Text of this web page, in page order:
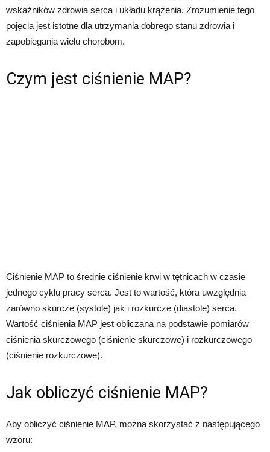
wskaźników zdrowia serca i układu krążenia. Zrozumienie tego
pojęcia jest istotne dla utrzymania dobrego stanu zdrowia i
zapobiegania wielu chorobom.
Czym jest ciśnienie MAP?
Ciśnienie MAP to średnie ciśnienie krwi w tętnicach w czasie
jednego cyklu pracy serca. Jest to wartość, która uwzględnia
zarówno skurcze (systole) jak i rozkurcze (diastole) serca.
Wartość ciśnienia MAP jest obliczana na podstawie pomiarów
ciśnienia skurczowego (ciśnienie skurczowe) i rozkurczowego
(ciśnienie rozkurczowe).
Jak obliczyć ciśnienie MAP?
Aby obliczyć ciśnienie MAP, można skorzystać z następującego
wzoru: